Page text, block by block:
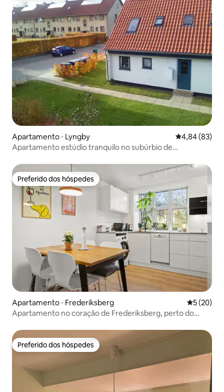
Apartamento ⋅ Lyngby 4,84 de uma
4,84 (83)
Apartamento estúdio tranquilo no subúrbio de
Preferido dos hóspedes
Preferido dos hóspedes
Apartamento ⋅ Frederiksberg 5 de uma
5 (20)
Apartamento no coração de Frederiksberg, perto do
Preferido dos hóspedes
Preferido dos hóspedes